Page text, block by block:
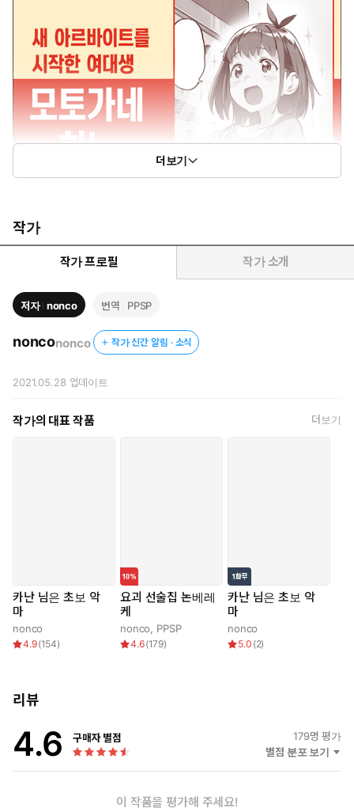
더보기
작가
작가 프로필 작가 소개
저자 nonco 번역 PPSP
noncononco 작가 신간 알림 · 소식
2021.05.28 업데이트
작가의 대표 작품 더보기
카난 님은 초보 악
마
nonco
4.9(154)
요괴 선술집 논베레
케
nonco PPSP
4.6(179)
카난 님은 초보 악
마
nonco
5.0 (2)
리뷰
4.6 구매자 별점 179명 평가
별점 분포 보기
이 작품을 평가해 주세요!